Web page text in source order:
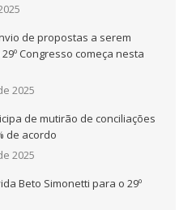
de propostas a serem
Congresso começa nesta
2025
de mutirão de conciliações
de acordo
2025
Beto Simonetti para o 29º